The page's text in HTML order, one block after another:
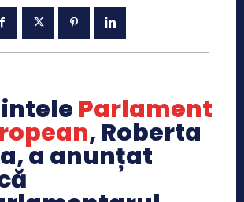
Parlament
, Roberta
a anunțat